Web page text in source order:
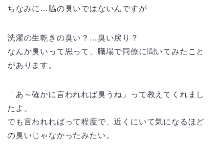
ちなみに…脇の臭いではないんですが
洗濯の生乾きの臭い？…臭い戻り？
なんか臭いって思って、職場で同僚に聞いてみたこと
があります。
「あ～確かに言われれば臭うね」って教えてくれまし
たよ。
でも言われればって程度で、近くにいて気になるほど
の臭いじゃなかったみたい。